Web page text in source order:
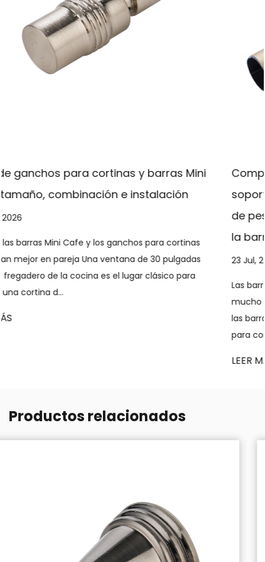
Mini
para
Compare las barras de cortina
soporte y tensadas en cuanto a
de peso, instalación y durabilidad
la barra adecuada para cualquier
23 Jul, 2026
Las barras de cortina montadas en soporte
mucho más peso y se mantienen mejor con el
las barras tensoras, lo que las convierte en la
Productos relacionados